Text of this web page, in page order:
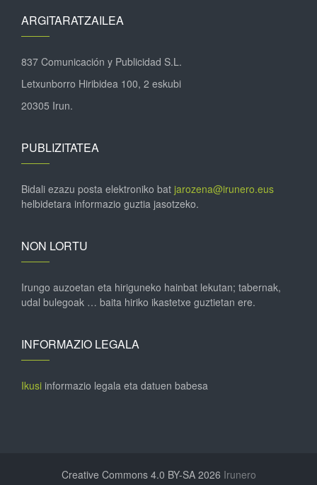
ARGITARATZAILEA
837 Comunicación y Publicidad S.L.
Letxunborro Hiribidea 100, 2 eskubi
20305 Irun.
PUBLIZITATEA
Bidali ezazu posta elektroniko bat jarozena@irunero.eus
helbidetara informazio guztia jasotzeko.
NON LORTU
Irungo auzoetan eta hiriguneko hainbat lekutan; tabernak,
udal bulegoak … baita hiriko ikastetxe guztietan ere.
INFORMAZIO LEGALA
Ikusi informazio legala eta datuen babesa
Creative Commons 4.0 BY-SA 2026 Irunero